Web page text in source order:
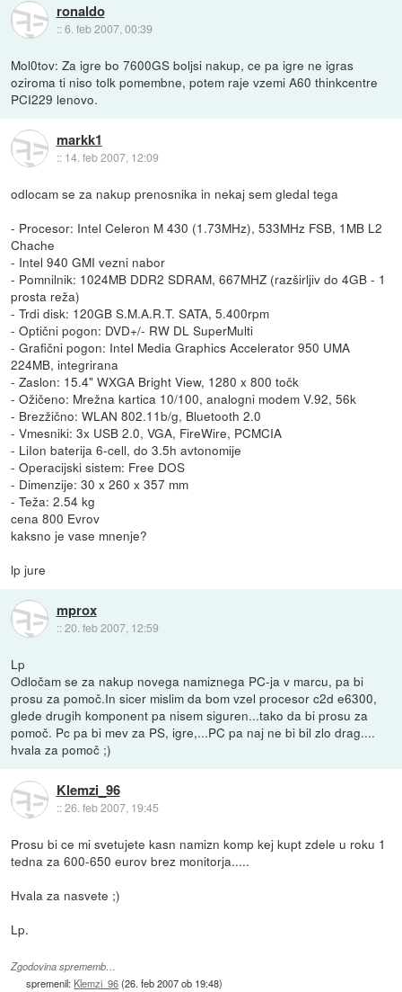
ronaldo
::6. feb 2007, 00:39
Mol0tov: Za igre bo 7600GS boljsi nakup, ce pa igre ne igras
oziroma ti niso tolk pomembne, potem raje vzemi A60 thinkcentre
PCI229 lenovo.
markk1
:: 14. feb 2007, 12:09
odlocam se za nakup prenosnika in nekaj sem gledal tega
- Procesor: Intel Celeron M 430 (1.73MHz), 533MHz FSB, 1MB L2
Chache
- Intel 940 GMI vezni nabor
- Pomnilnik: 1024MB DDR2 SDRAM, 667MHZ (razširljiv do 4GB - 1
prosta reža)
- Trdi disk: 120GB S.M.A.R.T. SATA, 5.400rpm
- Optični pogon: DVD+/- RW DL SuperMulti
- Grafični pogon: Intel Media Graphics Accelerator 950 UMA
224MB, integrirana
- Zaslon: 15.4" WXGA Bright View, 1280 x 800 točk
- Ožičeno: Mrežna kartica 10/100, analogni modem V.92, 56k
- Brezžično: WLAN 802.11b/g, Bluetooth 2.0
- Vmesniki: 3x USB 2.0, VGA, FireWire, PCMCIA
- LiIon baterija 6-cell, do 3.5h avtonomije
- Operacijski sistem: Free DOS
- Dimenzije: 30 x 260 x 357 mm
- Teža: 2.54 kg
cena 800 Evrov
kaksno je vase mnenje?
lp jure
mprox
::20. feb 2007, 12:59
Lp
Odločam se za nakup novega namiznega PC-ja v marcu, pa bi
prosu za pomoč.In sicer mislim da bom vzel procesor c2d e6300,
glede drugih komponent pa nisem siguren...tako da bi prosu za
pomoč. Pc pa bi mev za PS, igre,...PC pa naj ne bi bil zlo drag....
hvala za pomoč ;)
Klemzi_96
::26. feb 2007, 19:45
Prosu bi ce mi svetujete kasn namizn komp kej kupt zdele u roku 1
tedna za 600-650 eurov brez monitorja.....
Hvala za nasvete ;)
Lp.
Zgodovina sprememb…
spremenil: Klemzi_96(26. feb 2007 ob 19:48)